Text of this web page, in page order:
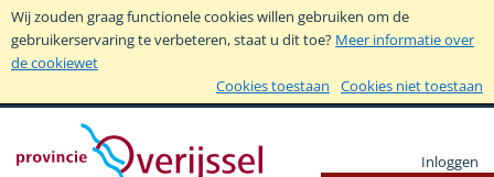
Wij zouden graag functionele cookies willen gebruiken om de
gebruikerservaring te verbeteren, staat u dit toe? Meer informatie over
de cookiewet
Cookies toestaan
Cookies niet toestaan
Inloggen